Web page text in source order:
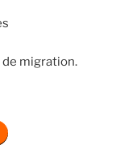
de migration.